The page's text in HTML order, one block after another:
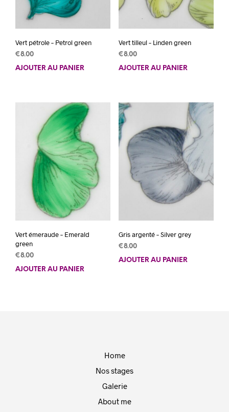
Vert pétrole – Petrol green
€8.00
AJOUTER AU PANIER
Vert tilleul – Linden green
€8.00
AJOUTER AU PANIER
Vert émeraude – Emerald
green
€8.00
AJOUTER AU PANIER
Gris argenté – Silver grey
€8.00
AJOUTER AU PANIER
Home
Nos stages
Galerie
About me